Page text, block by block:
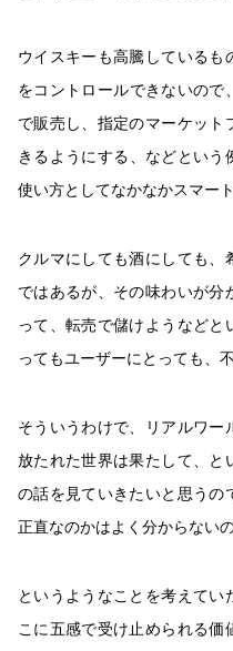
ウイスキーも高騰しているも
をコントロールできないの
で販売し、指定のマーケット
きるようにする、などとい
使い方としてなかなかスマー
クルマにしても酒にしても、
ではあるが、その味わいが分
って、転売で儲けようなどと
ってもユーザーにとっても、
そういうわけで、リアルワー
放たれた世界は果たして、と
の話を見ていきたいと思うの
正直なのかはよく分からないの
というようなことを考えてい
こに五感で受け止められる価